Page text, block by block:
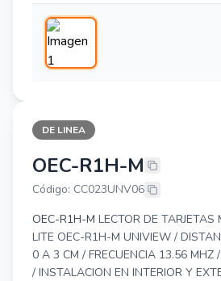
DE LINEA
UNV (UNIVIEW)
OEC-R1H-M
Código: CC023UNV06
OEC-R1H-M LECTOR DE TARJETAS
LITE OEC-R1H-M UNIVIEW /
0 A 3 CM / FRECUENCIA 13.56 MHZ
/ INSTALACION EN INTERIOR Y